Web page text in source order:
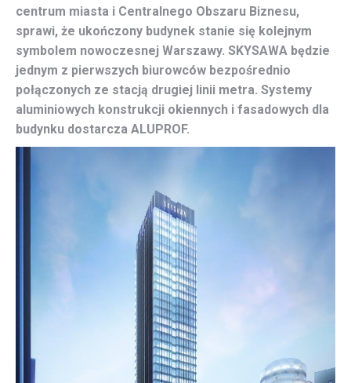
centrum miasta i Centralnego Obszaru Biznesu,
sprawi, że ukończony budynek stanie się kolejnym
symbolem nowoczesnej Warszawy. SKYSAWA będzie
jednym z pierwszych biurowców bezpośrednio
połączonych ze stacją drugiej linii metra. Systemy
aluminiowych konstrukcji okiennych i fasadowych dla
budynku dostarcza ALUPROF.